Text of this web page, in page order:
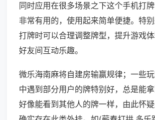
同时应用在很多场景之下这个手机打
非常有用的，使用起来简单便捷。特
打牌时可以合理调整牌型，提升游戏
好友间互动乐趣。
微乐海南麻将自建房输赢规律；一些
中遇到部分用户的牌特别好，总是能
好像能看到其他人的牌一样，由此怀疑